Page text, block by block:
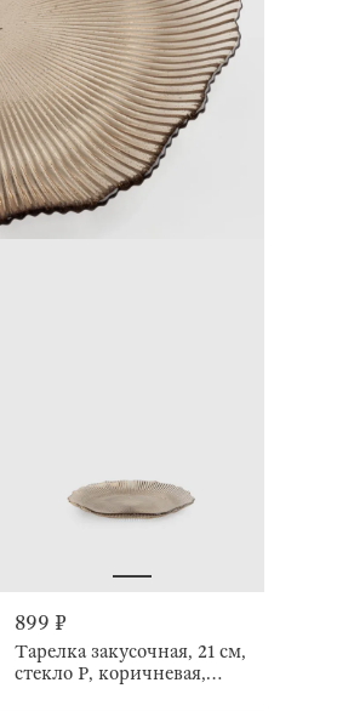
899 ₽
Тарелка закусочная, 21 см,
стекло Р, коричневая,